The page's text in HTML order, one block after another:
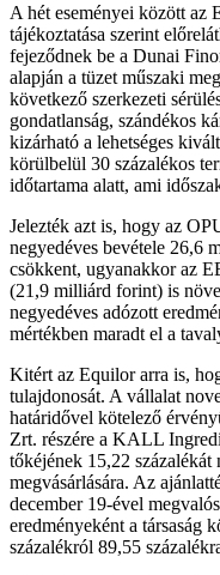
A hét eseményei között az
tájékoztatása szerint
fejeződnek be a Dunai
alapján a tüzet műszaki
következő szerkezeti
gondatlanság, szándékos
kizárható a lehetséges
körülbelül 30 százalékos
időtartama alatt, ami
Jelezték azt is, hogy az
negyedéves bevétele 26,6
csökkent, ugyanakkor az
(21,9 milliárd forint) is
negyedéves adózott
mértékben maradt el a
Kitért az Equilor arra is,
tulajdonosát. A vállalat
határidővel kötelező
Zrt. részére a KALL
tőkéjének 15,22 százalékát
megvásárlására. Az
december 19-ével
eredményeként a társaság
százalékról 89,55